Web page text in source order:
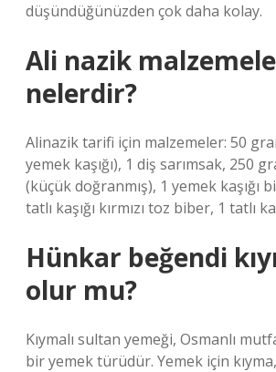
düşündüğünüzden çok daha kolay.
Ali nazik
nelerdir?
Alinazik tarifi için malzemeler: 50
yemek kaşığı), 1 diş sarımsak, 250
(küçük doğranmış), 1 yemek kaşığı
tatlı kaşığı kırmızı toz biber, 1 tatlı
Hünkar beğendi
olur mu?
Kıymalı sultan yemeği, Osmanlı
bir yemek türüdür. Yemek için